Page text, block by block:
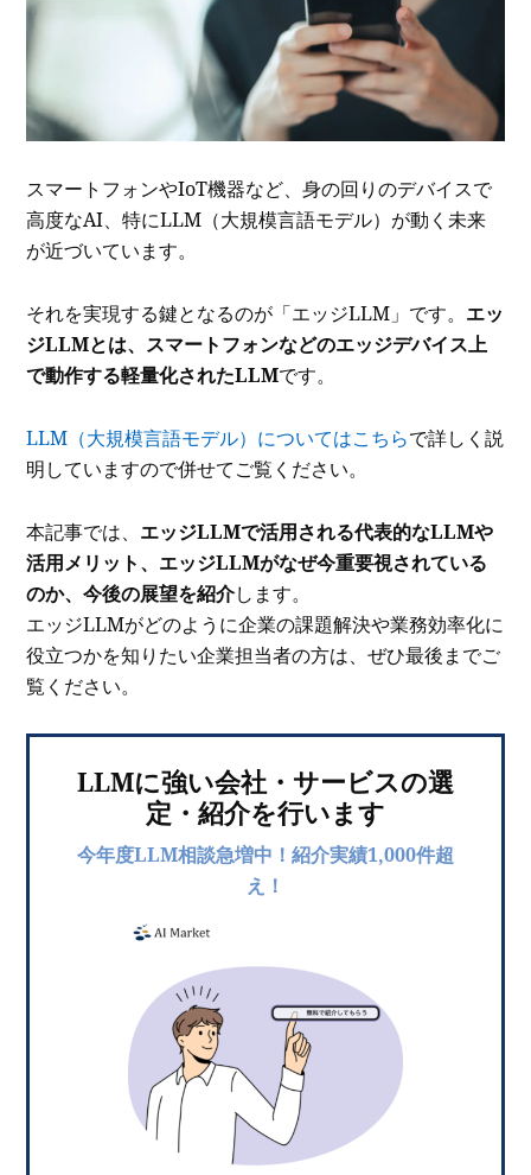
スマートフォンやIoT機器など、身の回りのデバイスで
高度なAI、特にLLM（大規模言語モデル）が動く未来
が近づいています。
それを実現する鍵となるのが「エッジLLM」です。 エッ
ジLLMとは、スマートフォンなどのエッジデバイス上
で動作する軽量化されたLLMです。
LLM（大規模言語モデル）についてはこちらで詳しく説
明していますので併せてご覧ください。
本記事では、 エッジLLMで活用される代表的なLLMや
活用メリット、エッジLLMがなぜ今重要視されている
のか、今後の展望を紹介します。
エッジLLMがどのように企業の課題解決や業務効率化に
役立つかを知りたい企業担当者の方は、ぜひ最後までご
覧ください。
LLMに強い会社・サービスの選
定・紹介を行います
今年度LLM相談急増中！紹介実績1,000件超
え！